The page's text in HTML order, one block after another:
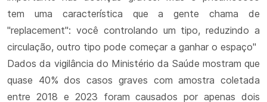
tem uma característica que a gente chama de
"replacement": você controlando um tipo, reduzindo a
circulação, outro tipo pode começar a ganhar o espaço"
Dados da vigilância do Ministério da Saúde mostram que
quase 40% dos casos graves com amostra coletada
entre 2018 e 2023 foram causados por apenas dois